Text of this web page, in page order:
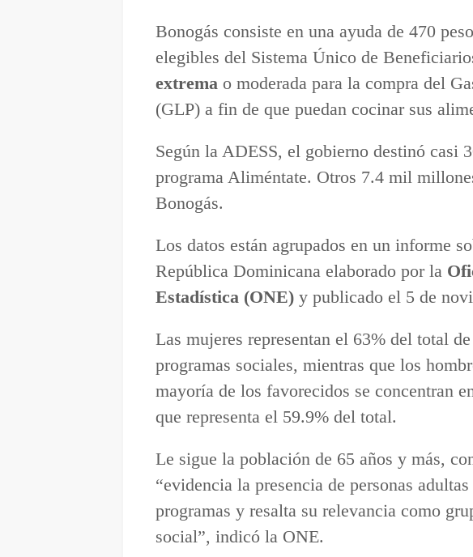
Bonogás consiste en una ayuda de 470
elegibles del Sistema Único de
extrema o moderada para la compra del
(GLP) a fin de que puedan cocinar sus
Según la ADESS, el gobierno destinó casi
programa Aliméntate. Otros 7.4 mil
Bonogás.
Los datos están agrupados en un informe
República Dominicana elaborado por la
Estadística (ONE) y publicado el 5 de
Las mujeres representan el 63% del total
programas sociales, mientras que los
mayoría de los favorecidos se concentran
que representa el 59.9% del total.
Le sigue la población de 65 años y más,
“evidencia la presencia de personas
programas y resalta su relevancia como
social”, indicó la ONE.